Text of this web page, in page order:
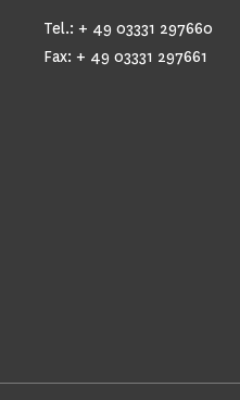
Tel.: + 49 03331 297660
Fax: + 49 03331 297661